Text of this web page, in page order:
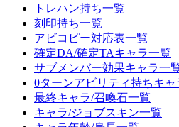
トレハン持ち一覧
刻印持ち一覧
アビコピー対応表一覧
確定DA/確定TAキャラ一覧
サブメンバー効果キャラ一
0ターンアビリティ持ちキャ
最終キャラ/召喚石一覧
キャラ/ジョブスキン一覧